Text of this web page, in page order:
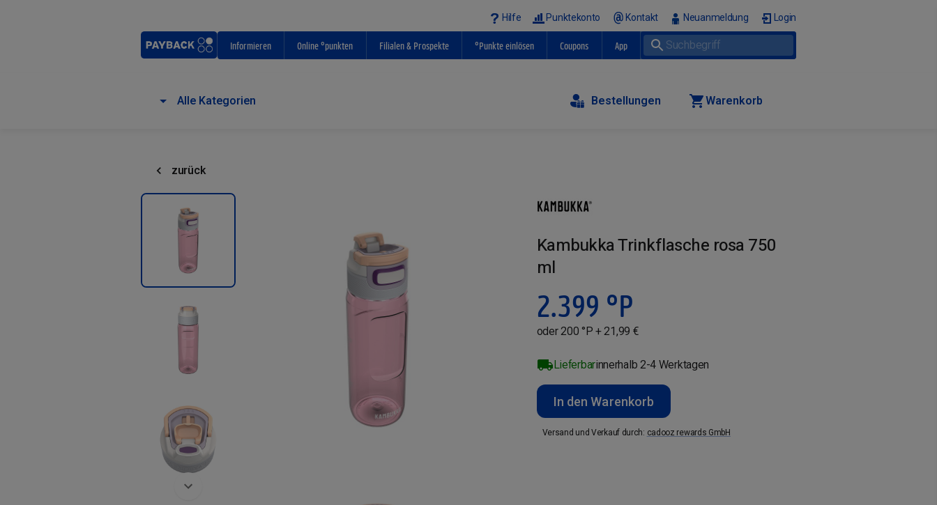
Hilfe Punktekonto Kontakt Neuanmeldung Login
Informieren Online °punkten Filialen & Prospekte °Punkte einlösen Coupons App
Alle Kategorien Bestellungen Warenkorb
zurück
Kambukka Trinkflasche rosa 750
ml
2.399 °P
oder 200 °P + 21,99 €
Lieferbarinnerhalb 2-4 Werktagen
In den Warenkorb
Versand und Verkauf durch: cadooz rewards GmbH